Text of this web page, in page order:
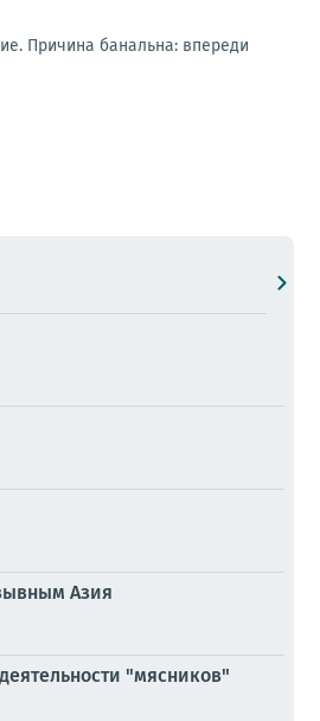
Причина банальна: впереди
Азия
"мясников"